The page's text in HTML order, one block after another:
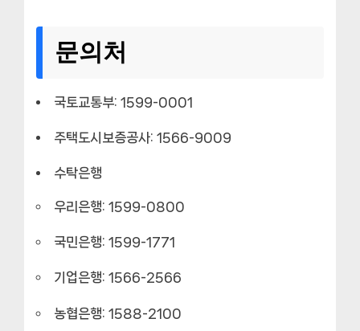
문의처
국토교통부: 1599-0001
주택도시보증공사: 1566-9009
수탁은행
우리은행: 1599-0800
국민은행: 1599-1771
기업은행: 1566-2566
농협은행: 1588-2100